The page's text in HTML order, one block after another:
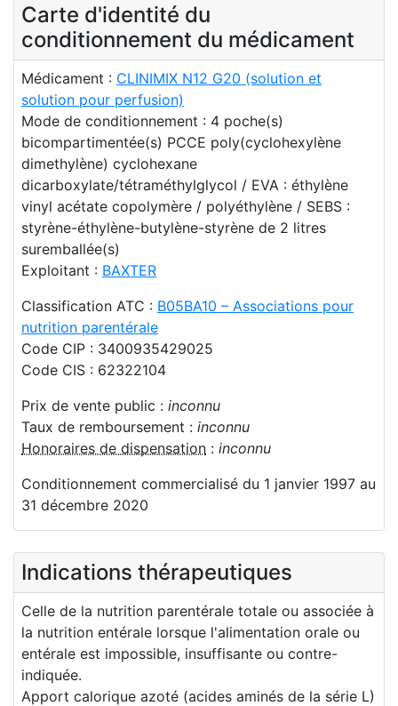
Carte d'identité du
conditionnement du médicament
Médicament : CLINIMIX N12 G20 (solution et
solution pour perfusion)
Mode de conditionnement : 4 poche(s)
bicompartimentée(s) PCCE poly(cyclohexylène
dimethylène) cyclohexane
dicarboxylate/tétraméthylglycol / EVA : éthylène
vinyl acétate copolymère / polyéthylène / SEBS :
styrène-éthylène-butylène-styrène de 2 litres
suremballée(s)
Exploitant : BAXTER
Classification ATC : B05BA10 – Associations pour
nutrition parentérale
Code CIP : 3400935429025
Code CIS : 62322104
Prix de vente public : inconnu
Taux de remboursement : inconnu
Honoraires de dispensation : inconnu
Conditionnement commercialisé du 1 janvier 1997 au
31 décembre 2020
Indications thérapeutiques
Celle de la nutrition parentérale totale ou associée à
la nutrition entérale lorsque l'alimentation orale ou
entérale est impossible, insuffisante ou contre-
indiquée.
Apport calorique azoté (acides aminés de la série L)